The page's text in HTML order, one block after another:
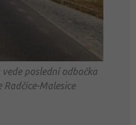
poslední odbočka
Radčice-Malesice